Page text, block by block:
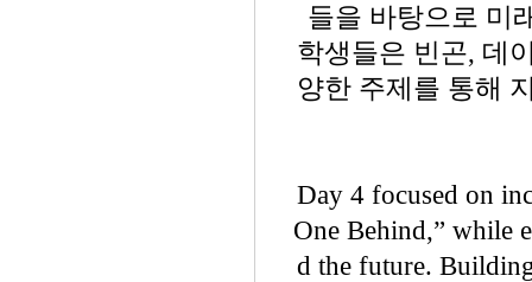
들을 바탕으로 미
학생들은 빈곤, 데
양한 주제를 통해
Day 4 focused on
One Behind,” while
d the future.